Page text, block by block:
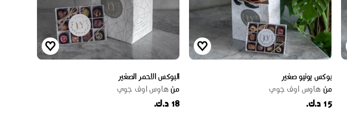
بوكس يونيو صغير
من هاوس اوف جوي
15 د.ك.
البوكس الاحمر الصغير
منهاوس اوف جوي
18 د.ك.